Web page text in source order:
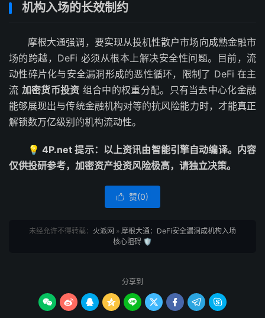
机构入场的长效制约
摩根大通强调，要实现从投机性散户市场向成熟金融市
场的跨越，DeFi 必须从根本上解决安全性问题。目前，流
动性碎片化与安全漏洞形成的恶性循环，限制了 DeFi 在主
流 加密货币投资 组合中的权重分配。只有当去中心化金融
能够展现出与传统金融机构对等的抗风险能力时，才能真正
解锁数万亿级别的机构流动性。
💡 4P.net 提示：以上资讯由智能引擎自动编译。内容
仅供投研参考，加密资产投资风险极高，请独立决策。
 赞(0)
未经允许不得转载： 火派网 » 摩根大通：DeFi安全漏洞成机构入场
核心阻碍 🛡️
分享到
        